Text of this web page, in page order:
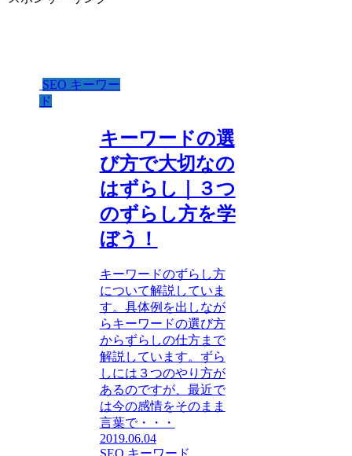
SEO キーワー
ド
キーワードの選
び方で大切なの
はずらし｜３つ
のずらし方を学
ぼう！
キーワードのずらし方
について解説していま
す。具体例を出しなが
らキーワードの選び方
からずらしの仕方まで
解説しています。ずら
しには３つのやり方が
あるのですが、最近で
は今の感情をそのまま
言葉で・・・
2019.06.04